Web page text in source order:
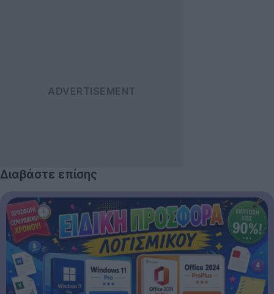
Διαβάστε επίσης